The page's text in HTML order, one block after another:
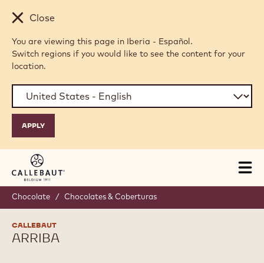
Skip to main content
Close
You are viewing this page in Iberia - Español.
Switch regions if you would like to see the content for your
location.
Chocolate / Chocolates & Coberturas
CALLEBAUT
ARRIBA